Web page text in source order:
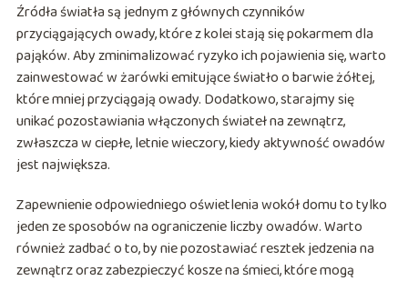
Źródła światła są jednym z głównych czynników
przyciągających owady, które z kolei stają się pokarmem dla
pająków. Aby zminimalizować ryzyko ich pojawienia się, warto
zainwestować w żarówki emitujące światło o barwie żółtej,
które mniej przyciągają owady. Dodatkowo, starajmy się
unikać pozostawiania włączonych świateł na zewnątrz,
zwłaszcza w ciepłe, letnie wieczory, kiedy aktywność owadów
jest największa.
Zapewnienie odpowiedniego oświetlenia wokół domu to tylko
jeden ze sposobów na ograniczenie liczby owadów. Warto
również zadbać o to, by nie pozostawiać resztek jedzenia na
zewnątrz oraz zabezpieczyć kosze na śmieci, które mogą